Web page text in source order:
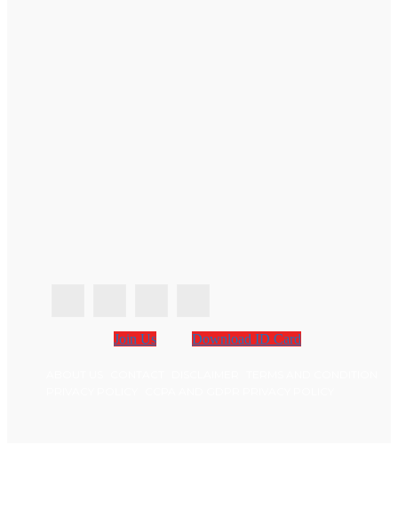
Join Us Download ID Card